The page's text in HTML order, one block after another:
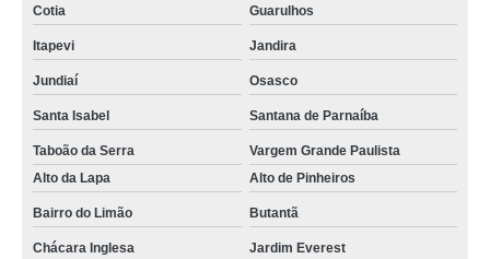
Cotia Guarulhos
Itapevi Jandira
Jundiaí Osasco
Santa Isabel Santana de Parnaíba
Taboão da Serra
Vargem Grande Paulista
Alto da Lapa
Alto de Pinheiros
Bairro do Limão Butantã
Chácara Inglesa Jardim Everest